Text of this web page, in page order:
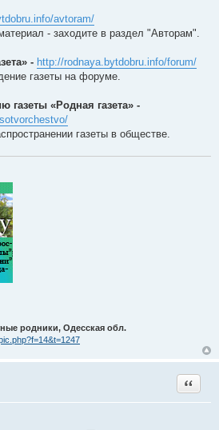
avtoram/
- заходите в раздел "Авторам".
- http://rodnaya.bytdobru.info/forum/
газеты на форуме.
газеты «Родная газета» -
газеты в обществе.
родники, Одесская обл.
Цитата